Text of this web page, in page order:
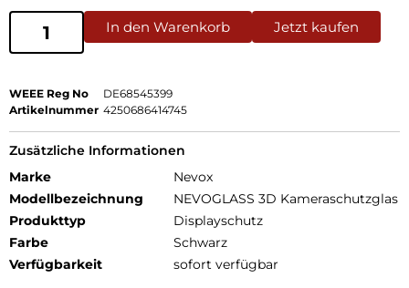
In den Warenkorb Jetzt kaufen
WEEE Reg No
DE68545399
Artikelnummer 4250686414745
Zusätzliche Informationen
Marke
Nevox
Modellbezeichnung
NEVOGLASS 3D Kameraschutzglas
Produkttyp
Displayschutz
Farbe
Schwarz
Verfügbarkeit
sofort verfügbar